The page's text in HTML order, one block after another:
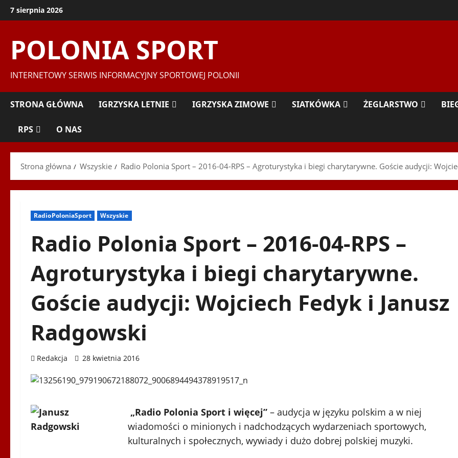
Przejdź
do
7 sierpnia 2026
POLONIA SPORT
INTERNETOWY SERWIS INFORMACYJNY SPORTOWEJ POLONII
STRONA GŁÓWNA IGRZYSKA LETNIE IGRZYSKA ZIMOWE SIATKÓWKA ŻEGLARSTWO
RPS O NAS
Strona główna Wszyskie Radio Polonia Sport – 2016-04-RPS – Agroturystyka i biegi charytarywne. Goście audycji:
RadioPoloniaSport Wszyskie
Radio Polonia Sport – 2016-04-RPS –
Agroturystyka i biegi charytarywne.
Goście audycji: Wojciech Fedyk i Janusz
Radgowski
Redakcja 28 kwietnia 2016
„Radio Polonia Sport i więcej” – audycja w języku polskim a w niej
wiadomości o minionych i nadchodzących wydarzeniach sportowych,
kulturalnych i społecznych, wywiady i dużo dobrej polskiej muzyki.